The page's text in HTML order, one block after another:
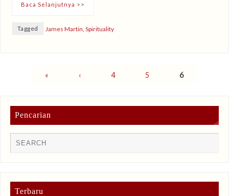
Baca Selanjutnya >>
Tagged James Martin Spirituality
« ‹ 4 5 6
Pencarian
Terbaru